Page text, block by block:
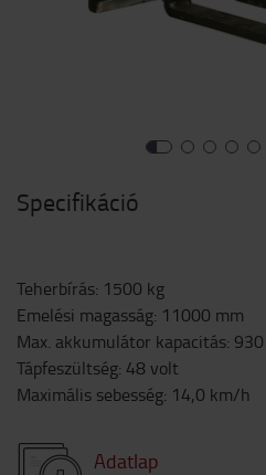
Specifikáció
Teherbírás: 1500 kg
Emelési magasság: 11000 mm
Max. akkumulátor kapacitás: 930
Tápfeszültség: 48 volt
Maximális sebesség: 14,0 km/h
Adatlap